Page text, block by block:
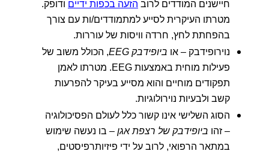
חיישנים המודדים לרוב הזעה בכפות ידיים ודופק.
מטרתו העיקרית לסייע למתמודדים/ות עם צורך
בהפחתת לחץ, חרדה וויסות של עוררות.
נוירופידבק – או ביופידבק EEG
, הכולל משוב של
פעילות מוחית באמצעות EEG. מטרתו לאמן
תפקודים מוחיים והוא מסייע בעיקר להפרעות
קשב ולבעיות נוירולוגיות.
הסוג השלישי אינו קשור כלל לעולם הפסיכולוגיה
– זהו ביופידבק של רצפת אגן – בו נעשה שימוש
במתאר הרפואי, לרוב על ידי פיזיותרפיסטים,